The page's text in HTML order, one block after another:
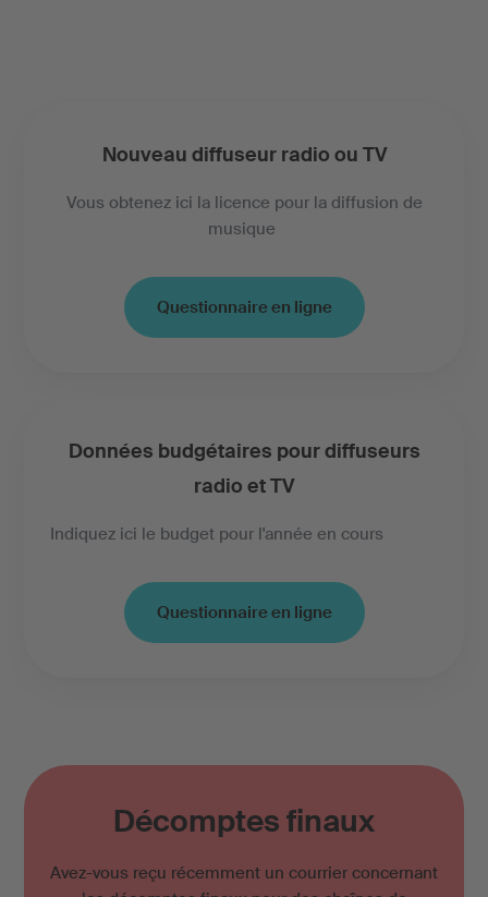
Nouveau diffuseur radio ou TV
Vous obtenez ici la licence pour la diffusion de
musique
Questionnaire en ligne
Données budgétaires pour diffuseurs
radio et TV
Indiquez ici le budget pour l'année en cours
Questionnaire en ligne
Décomptes finaux
Avez-vous reçu récemment un courrier concernant